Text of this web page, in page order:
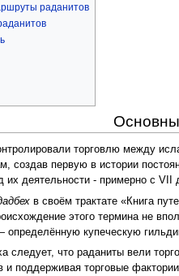
раданитов
торговлю между
создав первую в истории
их деятельности - примерно с VII
в своём трактате «Книга
этого термина не
определённую купеческую
следует, что раданиты вели
и поддерживая торговые